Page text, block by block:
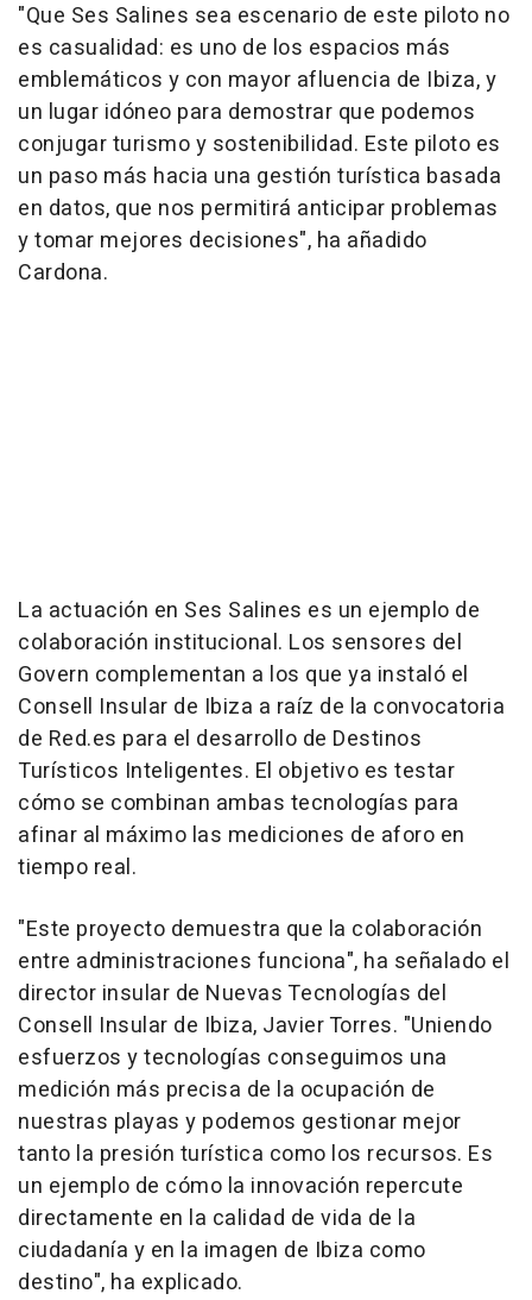
"Que Ses Salines sea escenario de este piloto no
es casualidad: es uno de los espacios más
emblemáticos y con mayor afluencia de Ibiza, y
un lugar idóneo para demostrar que podemos
conjugar turismo y sostenibilidad. Este piloto es
un paso más hacia una gestión turística basada
en datos, que nos permitirá anticipar problemas
y tomar mejores decisiones", ha añadido
Cardona.
La actuación en Ses Salines es un ejemplo de
colaboración institucional. Los sensores del
Govern complementan a los que ya instaló el
Consell Insular de Ibiza a raíz de la convocatoria
de Red.es para el desarrollo de Destinos
Turísticos Inteligentes. El objetivo es testar
cómo se combinan ambas tecnologías para
afinar al máximo las mediciones de aforo en
tiempo real.
"Este proyecto demuestra que la colaboración
entre administraciones funciona", ha señalado el
director insular de Nuevas Tecnologías del
Consell Insular de Ibiza, Javier Torres. "Uniendo
esfuerzos y tecnologías conseguimos una
medición más precisa de la ocupación de
nuestras playas y podemos gestionar mejor
tanto la presión turística como los recursos. Es
un ejemplo de cómo la innovación repercute
directamente en la calidad de vida de la
ciudadanía y en la imagen de Ibiza como
destino", ha explicado.